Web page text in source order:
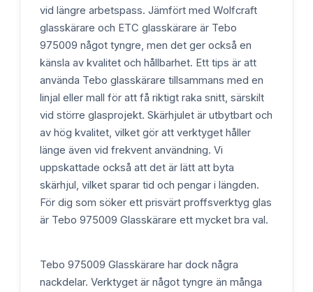
vid längre arbetspass. Jämfört med Wolfcraft
glasskärare och ETC glasskärare är Tebo
975009 något tyngre, men det ger också en
känsla av kvalitet och hållbarhet. Ett tips är att
använda Tebo glasskärare tillsammans med en
linjal eller mall för att få riktigt raka snitt, särskilt
vid större glasprojekt. Skärhjulet är utbytbart och
av hög kvalitet, vilket gör att verktyget håller
länge även vid frekvent användning. Vi
uppskattade också att det är lätt att byta
skärhjul, vilket sparar tid och pengar i längden.
För dig som söker ett prisvärt proffsverktyg glas
är Tebo 975009 Glasskärare ett mycket bra val.
Tebo 975009 Glasskärare har dock några
nackdelar. Verktyget är något tyngre än många